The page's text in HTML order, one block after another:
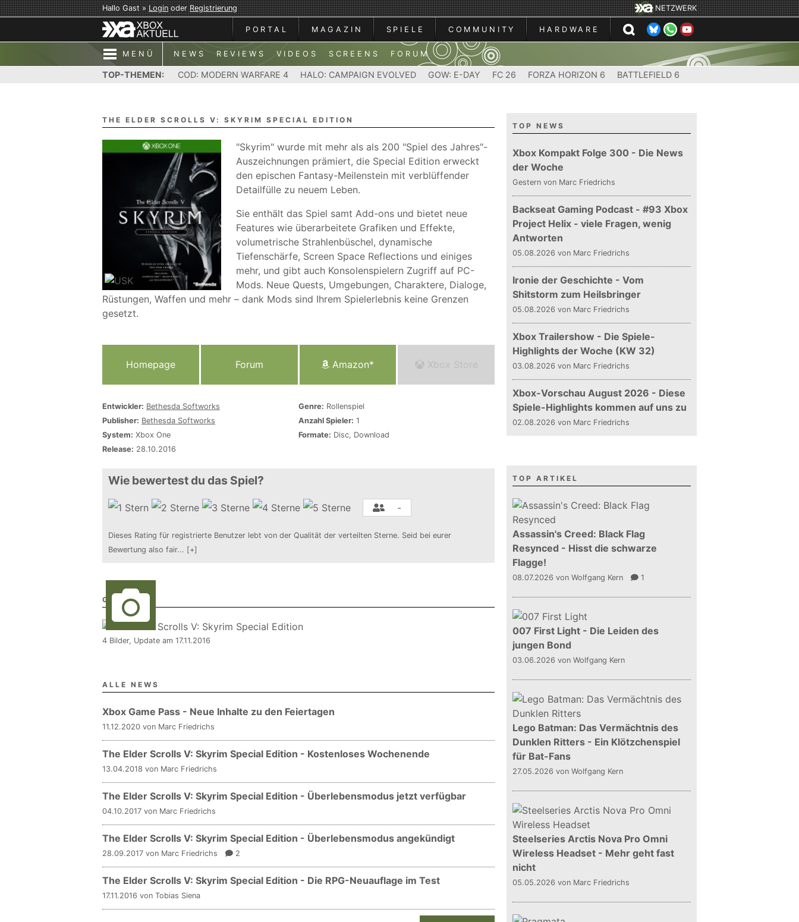
Hallo Gast »LoginoderRegistrierung NETZWERK
PORTAL MAGAZIN SPIELE COMMUNITY HARDWARE
MENÜ NEWS REVIEWS VIDEOS SCREENS FORUM
TOP-THEMEN: COD: MODERN WARFARE 4 HALO: CAMPAIGN EVOLVED GOW: E-DAY FC 26 FORZA HORIZON 6 BATTLEFIELD 6
THE ELDER SCROLLS V: SKYRIM SPECIAL EDITION
"Skyrim" wurde mit mehr als als 200 "Spiel des Jahres"-
Auszeichnungen prämiert, die Special Edition erweckt
den epischen Fantasy-Meilenstein mit verblüffender
Detailfülle zu neuem Leben.
Sie enthält das Spiel samt Add-ons und bietet neue
Features wie überarbeitete Grafiken und Effekte,
volumetrische Strahlenbüschel, dynamische
Tiefenschärfe, Screen Space Reflections und einiges
mehr, und gibt auch Konsolenspielern Zugriff auf PC-
Mods. Neue Quests, Umgebungen, Charaktere, Dialoge,
Rüstungen, Waffen und mehr – dank Mods sind Ihrem Spielerlebnis keine Grenzen
gesetzt.
Homepage Forum Amazon* Xbox Store
Entwickler: Bethesda Softworks
Publisher: Bethesda Softworks
System: Xbox One
Genre: Rollenspiel
Anzahl Spieler: 1
Formate: Disc, Download
Release: 28.10.2016
Wie bewertest du das Spiel?
-
Dieses Rating für registrierte Benutzer lebt von der Qualität der verteilten Sterne. Seid bei eurer
Bewertung also fair... [+]
GALERIE
4 Bilder, Update am 17.11.2016
ALLE NEWS
Xbox Game Pass - Neue Inhalte zu den Feiertagen
11.12.2020 von Marc Friedrichs
The Elder Scrolls V: Skyrim Special Edition - Kostenloses Wochenende
13.04.2018 von Marc Friedrichs
The Elder Scrolls V: Skyrim Special Edition - Überlebensmodus jetzt verfügbar
04.10.2017 von Marc Friedrichs
The Elder Scrolls V: Skyrim Special Edition - Überlebensmodus angekündigt
28.09.2017 von Marc Friedrichs 2
The Elder Scrolls V: Skyrim Special Edition - Die RPG-Neuauflage im Test
17.11.2016 von Tobias Siena
TOP NEWS
Xbox Kompakt Folge 300 - Die News
der Woche
Gestern von Marc Friedrichs
Backseat Gaming Podcast - #93 Xbox
Project Helix - viele Fragen, wenig
Antworten
05.08.2026 von Marc Friedrichs
Ironie der Geschichte - Vom
Shitstorm zum Heilsbringer
05.08.2026 von Marc Friedrichs
Xbox Trailershow - Die Spiele-
Highlights der Woche (KW 32)
03.08.2026 von Marc Friedrichs
Xbox-Vorschau August 2026 - Diese
Spiele-Highlights kommen auf uns zu
02.08.2026 von Marc Friedrichs
TOP ARTIKEL
Assassin's Creed: Black Flag
Resynced - Hisst die schwarze
Flagge!
08.07.2026 von Wolfgang Kern 1
007 First Light - Die Leiden des
jungen Bond
03.06.2026 von Wolfgang Kern
Lego Batman: Das Vermächtnis des
Dunklen Ritters - Ein Klötzchenspiel
für Bat-Fans
27.05.2026 von Wolfgang Kern
Steelseries Arctis Nova Pro Omni
Wireless Headset - Mehr geht fast
nicht
05.05.2026 von Marc Friedrichs